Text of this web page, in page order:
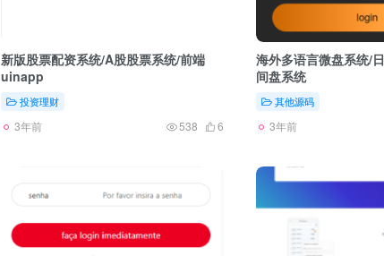
新版股票配资系统/A股股票系统/前端
uinapp
投资理财
3年前 538 6
海外多语言微盘系统/
间盘系统
其他源码
3年前